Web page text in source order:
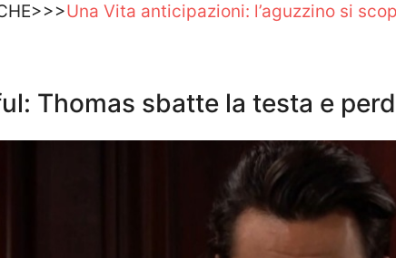
Una Vita anticipazioni: l’aguzzino si
Thomas sbatte la testa e